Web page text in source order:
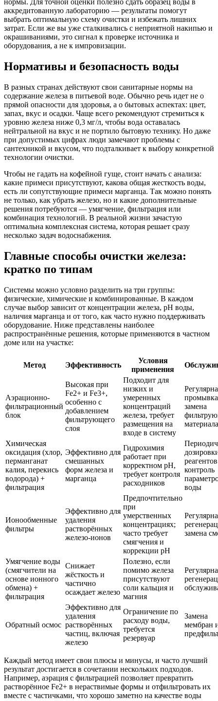
нормы. Для точной оценки полезно сдать образец воды в
аккредитованную лабораторию — результаты помогут
выбрать оптимальную схему очистки и избежать лишних
затрат. Если же вы уже сталкивались с неприятной накипью и
окрашиваниями, это сигнал к проверке источника и
оборудования, а не к импровизации.
Нормативы и безопасность воды
В разных странах действуют свои санитарные нормы на
содержание железа в питьевой воде. Обычно речь идет не о
прямой опасности для здоровья, а о бытовых аспектах: цвет,
запах, вкус и осадки. Чаще всего рекомендуют стремиться к
уровню железа ниже 0,3 мг/л, чтобы вода оставалась
нейтральной на вкус и не портило бытовую технику. Но даже
при допустимых цифрах люди замечают проблемы с
сантехникой и вкусом, что подталкивает к выбору конкретной
технологии очистки.
Чтобы не гадать на кофейной гуще, стоит начать с анализа:
какие примеси присутствуют, какова общая жесткость воды,
есть ли сопутствующие примеси марганца. Так можно понять
не только, как убрать железо, но и какие дополнительные
решения потребуются — умягчение, фильтрация или
комбинация технологий. В реальной жизни зачастую
оптимальна комплексная система, которая решает сразу
несколько задач водоснабжения.
Главные способы очистки железа:
кратко по типам
Системы можно условно разделить на три группы:
физические, химические и комбинированные. В каждом
случае выбор зависит от концентрации железа, рН воды,
наличия марганца и от того, как часто нужно поддерживать
оборудование. Ниже представлены наиболее
распространённые решения, которые применяются в частном
доме или на участке:
Метод Эффективность
Условия
применения
Аэрационно-
фильтрационный
блок
Высокая при
Fe2+ и Fe3+,
особенно с
добавлением
фильтрующего
слоя
Подходит для
низких и
умеренных
концентраций
железа, требует
размещения на
входе в систему
замена
материала
Химическая
оксидация (хлор,
перманганат
калия, перекись
водорода) +
фильтрация
Эффективно для
смешанных
форм железа и
марганца
Гидрохимия
работает при
корректном pH,
требует контроля
расходников
контроль
воды
Ионообменные
фильтры
Эффективно для
удаления
растворённых
железо-ионов
Предпочтительно
при
умерственных
концентрациях;
часто требует
смягчения и
коррекции pH
замена
Умягчение воды
(смягчители на
основе ионного
обмена) +
фильтрация
Снижает
жёсткость и
частично
осаждает железо
Полезно, если
помимо железа
присутствуют
соли кальция и
магния
Обратный осмос
Эффективно для
удаления
растворённых
частиц, включая
железо
Ограничение по
расходу воды,
требуется
резервуар
Замена
мембран
Каждый метод имеет свои плюсы и минусы, и часто лучший
результат достигается в сочетании нескольких подходов.
Например, аэрация с фильтрацией позволяет превратить
растворённое Fe2+ в нераствимые формы и отфильтровать их
вместе с частичками, что хорошо заметно на качестве воды